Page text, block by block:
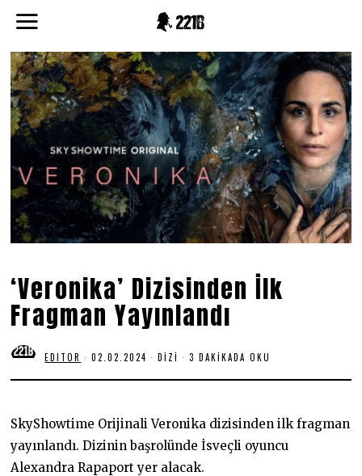
‘Veronika’ Dizisinden İlk
Fragman Yayınlandı
EDITOR 02.02.2024 0
.
.
2
0
2
4
DIZI 3 DAKIKADA OKU
SkyShowtime Orijinali Veronika dizisinden ilk fragman
yayınlandı. Dizinin başrolünde İsveçli oyuncu
Alexandra Rapaport yer alacak.